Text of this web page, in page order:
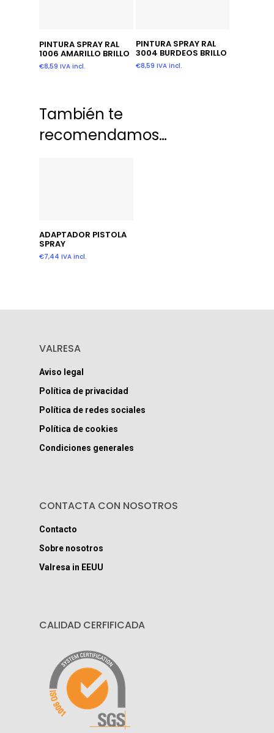
Añadir Al Carrito
PINTURA SPRAY RAL
1006 AMARILLO BRILLO
€8,59 IVA incl.
Añadir Al Carrito
PINTURA SPRAY RAL
3004 BURDEOS BRILLO
€8,59 IVA incl.
También te
recomendamos…
Añadir Al Carrito
ADAPTADOR PISTOLA
SPRAY
€7,44 IVA incl.
VALRESA
Aviso legal
Política de privacidad
Política de redes sociales
Política de cookies
Condiciones generales
CONTACTA CON NOSOTROS
Contacto
Sobre nosotros
Valresa in EEUU
CALIDAD CERFIFICADA